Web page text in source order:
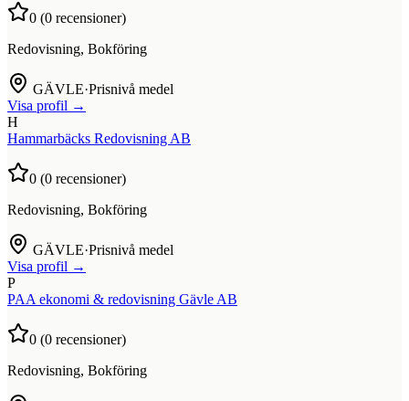
0 (0 recensioner)
Redovisning, Bokföring
GÄVLE·Prisnivå medel
Visa profil →
H
Hammarbäcks Redovisning AB
0 (0 recensioner)
Redovisning, Bokföring
GÄVLE·Prisnivå medel
Visa profil →
P
PAA ekonomi & redovisning Gävle AB
0 (0 recensioner)
Redovisning, Bokföring